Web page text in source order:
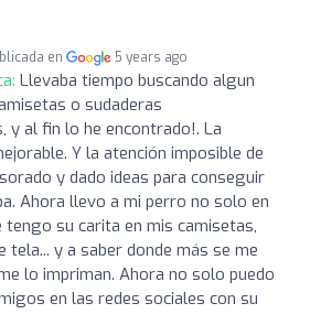
en 5 years ago
Llevaba tiempo buscando algun
o sudaderas
y al fin lo he encontrado!. La
Y la atención imposible de
y dado ideas para conseguir
Ahora llevo a mi perro no solo en
tengo su carita en mis camisetas,
tela... y a saber donde más se me
lo impriman. Ahora no solo puedo
en las redes sociales con su